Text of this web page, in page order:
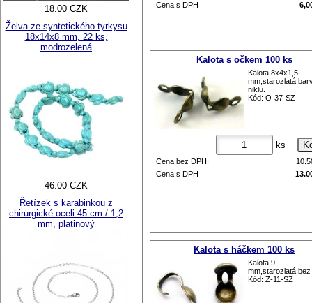
Cena s DPH
Kalota s očkem 100 ks
Kalota 8x4x1,5
mm,starozlatá
niklu.
Kód: O-37-SZ
ks
Cena bez DPH:
Cena s DPH
Kalota s háčkem 100 ks
Kalota 9
mm,starozlatá,bez
Kód: Z-11-SZ
18.00 CZK
Želva ze syntetického tyrkysu
18x14x8 mm, 22 ks,
modrozelená
46.00 CZK
Řetízek s karabinkou z
chirurgické oceli 45 cm / 1,2
mm, platinový